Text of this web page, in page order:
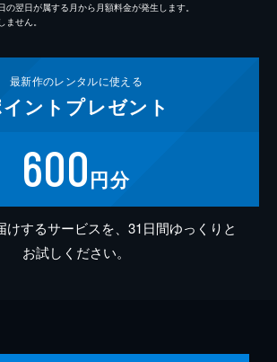
翌日が属する月から月額料金が発生します。
せん。
最新作のレンタルに使える
ント プレゼント
600円分
けするサービスを、31日間ゆっくりと
お試しください。